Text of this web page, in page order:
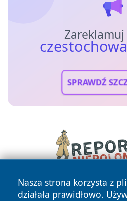
Zareklamuj
SPRAWDŹ
Nasza strona korzysta z
działała prawidłowo.